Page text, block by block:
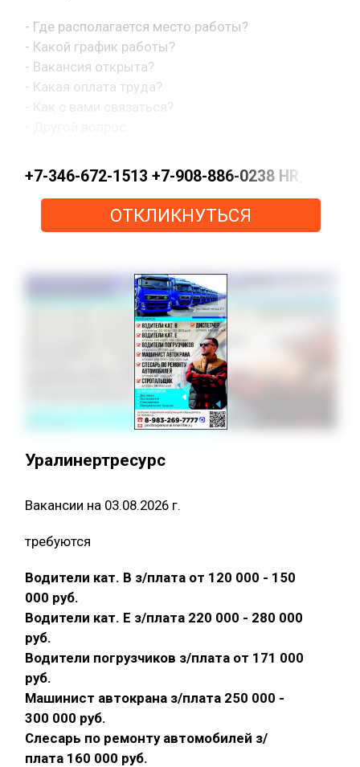
- Где располагается место работы?
- Какой график работы?
- Вакансия открыта?
- Какая оплата труда?
+7-346-672-1513 +7-908-886-0238
ОТКЛИКНУТЬСЯ
Уралинертресурс
Вакансии на 03.08.2026 г.
требуются
Водители кат. В з/плата от 120 000 - 150
000 руб.
Водители кат. Е з/плата 220 000 - 280 000
руб.
Водители погрузчиков з/плата от 171 000
руб.
Машинист автокрана з/плата 250 000 -
300 000 руб.
Слесарь по ремонту автомобилей з/
плата 160 000 руб.